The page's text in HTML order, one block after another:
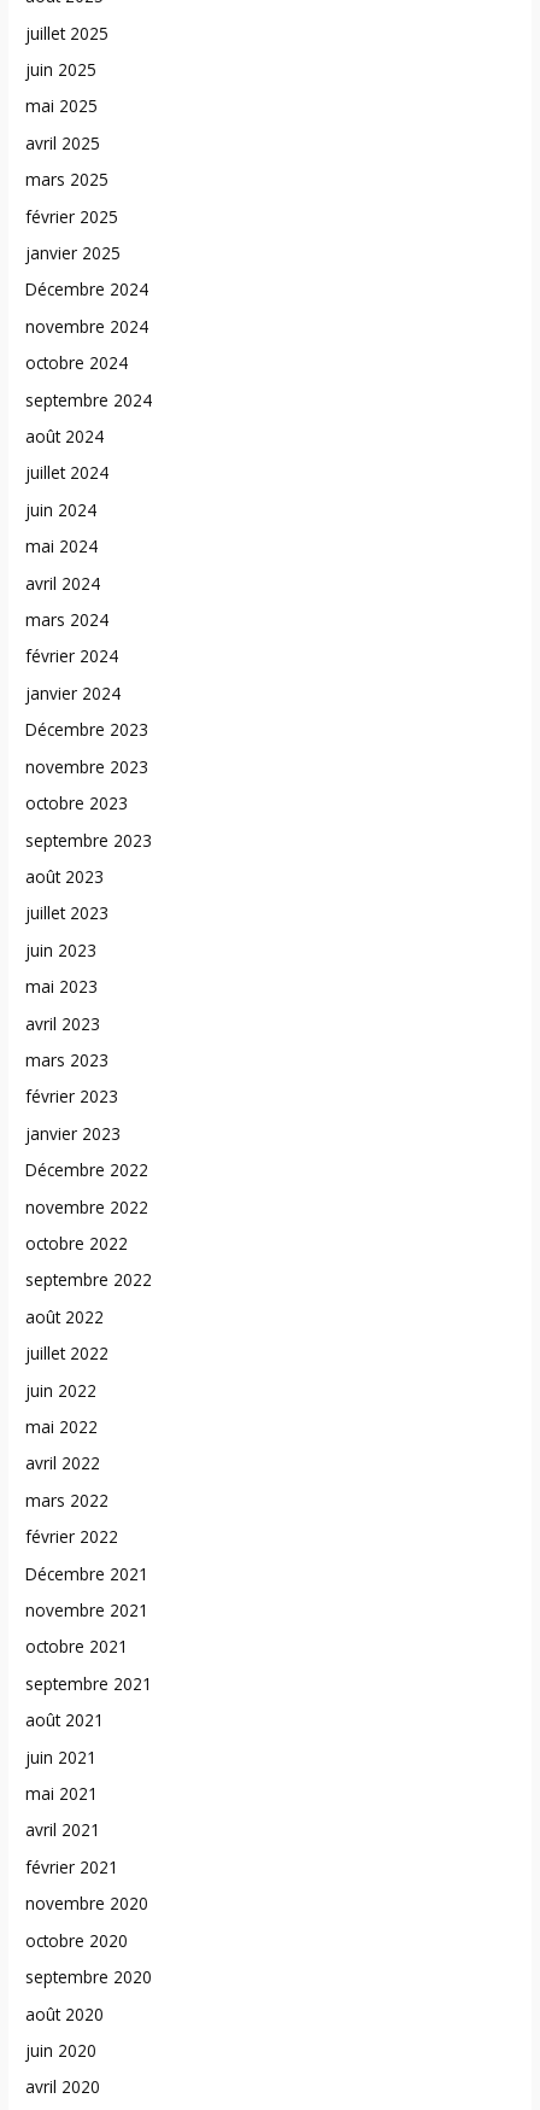
juillet 2025
juin 2025
mai 2025
avril 2025
mars 2025
février 2025
janvier 2025
Décembre 2024
novembre 2024
octobre 2024
septembre 2024
août 2024
juillet 2024
juin 2024
mai 2024
avril 2024
mars 2024
février 2024
janvier 2024
Décembre 2023
novembre 2023
octobre 2023
septembre 2023
août 2023
juillet 2023
juin 2023
mai 2023
avril 2023
mars 2023
février 2023
janvier 2023
Décembre 2022
novembre 2022
octobre 2022
septembre 2022
août 2022
juillet 2022
juin 2022
mai 2022
avril 2022
mars 2022
février 2022
Décembre 2021
novembre 2021
octobre 2021
septembre 2021
août 2021
juin 2021
mai 2021
avril 2021
février 2021
novembre 2020
octobre 2020
septembre 2020
août 2020
juin 2020
avril 2020